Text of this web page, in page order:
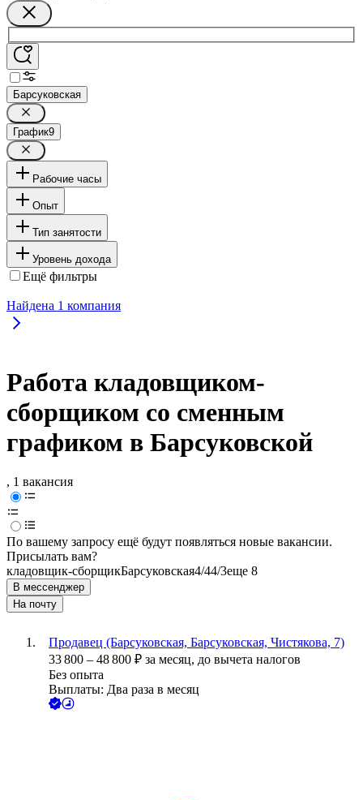
Барсуковская
График9
Рабочие часы
Опыт
Тип занятости
Уровень дохода
Ещё фильтры
Найдена 1 компания
Работа кладовщиком-
сборщиком со сменным
графиком в Барсуковской
, 1 вакансия
По вашему запросу ещё будут появляться новые вакансии.
Присылать вам?
кладовщик-сборщикБарсуковская4/44/3еще 8
В мессенджер
На почту
Продавец (Барсуковская, Барсуковская, Чистякова, 7)
33 800 – 48 800 ₽ за месяц, до вычета налогов
Без опыта
Выплаты: Два раза в месяц